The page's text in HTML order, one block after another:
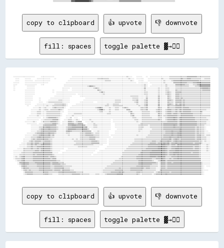
copy to clipboard 👍 upvote 👎 downvote
fill: spaces toggle palette ▓→✊🏽
░░░░░░░░░░░░░░░░░░░░░░      ░░░░░░░░░░░░░░                  ░░░░░░░░░░░░░░░░░░░░░░░░░░░░░░░░░░░░░░░░░░░░░░░░░░░░░░░░▒▒░░░░    ░░░░░░    ░░  ░░░░░░░░░░░░░░░░░░░░▒▒▒▒▒▒▒▒▒▒▒▒▒▒▒▒▒▒▓▓▓▓▓▓▓▓▓▓▒▒▒▒▒▒▒▒▒▒▒▒▒▒
  ░░░░      ░░░░░░      ░░░░░░░░░░░░░░    ░░              ░░░░░░░░░░░░░░░░░░░░░░░░░░░░▒▒▒▒▒▒▒▒▒▒▒▒░░░░░░░░░░░░░░░░░░░░▒▒░░░░  ░░░░░░░░    ░░░░░░░░░░░░░░▒▒░░░░░░▒▒▒▒▒▒▒▒▒▒▒▒▓▓▒▒▒▒▓▓▓▓▒▒▒▒▒▒▒▒▒▒░░░░▒▒▒▒▒▒
  ░░░░      ░░░░░░░░  ░░░░░░░░░░░░░░░░                  ░░░░░░░░░░░░░░░░░░░░░░░░░░░░░░░░░░░░░░▒▒▒▒▒▒░░░░░░░░░░░░░░░░░░░░▒▒░░    ░░░░░░    ░░░░░░░░░░░░░░░░▒▒░░░░░░▒▒▓▓▓▓▓▓▓▓▓▓▓▓▓▓▓▓▓▓▓▓▓▓▓▓▓▓▒▒▒▒▒▒▒▒▒▒▒▒
░░░░░░      ░░░░░░░░░░░░░░░░░░░░░░░░                  ░░░░░░░░░░░░░░░░░░░░░░░░░░░░░░░░░░░░░░░░░░░░░░░░░░░░░░░░░░░░░░░░░░░░░░░░  ░░░░░░░░░░  ░░░░░░░░░░░░░░▒▒░░░░░░░░▓▓▓▓▓▓▓▓▓▓▓▓▓▓▒▒▒▒▒▒▓▓▓▓████▓▓▓▓▓▓▓▓▓▓
░░░░        ░░░░░░░░░░░░    ░░░░                    ░░░░░░░░░░░░░░░░░░░░░░░░░░░░░░░░░░░░░░░░░░░░░░░░░░░░░░░░░░░░░░░░░░░░░░░░░░░░░░░░░░▒▒░░    ░░░░░░░░░░░░░░▒▒░░░░░░░░▓▓▓▓▓▓▓▓▓▓▒▒▒▒░░░░▒▒▒▒▓▓████████████
░░            ░░░░░░░░                              ░░░░░░░░░░░░░░░░░░░░░░░░▒▒██▓▓▒▒░░░░░░░░░░░░░░░░░░░░░░░░░░░░░░░░░░░░░░░░░░░░░░░░░░▒▒░░  ░░░░░░░░░░░░░░░░▒▒░░░░░░░░▒▒▒▒▒▒▒▒▒▒▒▒▒▒░░░░░░▒▒▒▒▓▓██████████
░░            ░░░░░░░░                            ░░░░░░░░  ░░░░░░░░░░░░░░░░░░░░░░▒▒▓▓▒▒░░░░░░░░░░░░░░░░░░░░░░░░░░░░░░░░░░░░░░░░░░░░░░▓▓░░░░░░░░░░░░▒▒░░░░░░▒▒▒▒░░░░░░▒▒▒▒▒▒▒▒▒▒▒▒▒▒▒▒▒▒▒▒▒▒▒▒▒▒▓▓██████▓▓
░░          ░░░░░░░░░░                  ░░        ░░░░░░    ░░░░░░░░░░░░░░░░░░░░░░░░░░▓▓▒▒░░░░░░░░░░░░░░░░░░░░░░░░░░░░░░░░░░░░░░░░░░░░▒▒░░░░░░░░░░░░▒▒░░░░░░▒▒▒▒░░░░░░▓▓▒▒▒▒▒▒▒▒▒▒▒▒▒▒▒▒▒▒▒▒▒▒▒▒▒▒▓▓▓▓▓▓▓▓
            ░░░░░░░░░░                  ░░  ░░░░░░░░░░░░░░░░░░░░░░░░░░░░░░░░░░░░░░░░░░░░▒▒▓▓▒▒░░░░░░░░░░░░░░░░░░░░░░░░░░░░░░░░░░░░░░░░▒▒▒▒░░░░░░░░░░▒▒░░░░░░▒▒▓▓▒▒░░░░▓▓▓▓▓▓▒▒▒▒▒▒▒▒▒▒▒▒▒▒▒▒▒▒▒▒▒▒▒▒▒▒▒▒▒▒
            ░░░░░░░░░░                      ░░░░░░░░░░░░░░░░░░░░  ░░░░░░░░░░░░░░░░░░░░░░░░░░▒▒░░░░░░░░░░░░░░░░░░░░░░░░░░░░░░░░░░░░░░░░▒▒▒▒░░░░░░░░░░▒▒░░░░░░▒▒▓▓▒▒░░░░▓▓▓▓▒▒▒▒▒▒▒▒▒▒▒▒▒▒▒▒▒▒▒▒▒▒▒▒▒▒▒▒▒▒▒▒
            ░░░░░░░░                      ░░░░░░░░░░░░░░░░░░        ░░░░░░░░░░░░░░░░░░░░░░░░░░░░░░░░░░░░░░░░░░░░░░░░░░░░▒▒▒▒▒▒▒▒░░░░░░░░▒▒░░░░░░░░░░▓▓░░░░░░░░▓▓▒▒░░░░▓▓▓▓▒▒▒▒▒▒▒▒▒▒▒▒▒▒▒▒▒▒▒▒▒▒▒▒▒▒▒▒▒▒▒▒
            ░░░░░░░░      ░░          ░░░░░░░░░░░░░░░░░░░░                ░░░░░░░░░░░░░░░░░░░░░░░░░░░░░░░░░░░░░░░░░░░░░░░░▒▒▒▒▒▒░░░░░░░░▓▓░░░░░░░░░░▓▓░░░░░░░░▓▓▒▒░░░░▓▓▓▓▒▒▓▓▒▒▒▒▒▒▒▒▒▒▒▒▒▒▒▒▒▒▒▒▒▒▒▒▒▒▒▒
            ░░░░░░░░      ░░        ░░░░░░░░░░▒▒▒▒░░░░░░░░              ░░░░░░░░░░░░░░░░░░░░░░░░░░░░░░░░▒▒▒▒▒▒░░░░░░░░░░░░▒▒▒▒▓▓░░░░░░▒▒▓▓░░░░░░░░░░▓▓░░░░░░░░▓▓▓▓▒▒░░▓▓▓▓▓▓▒▒▓▓▒▒▒▒▒▒▒▒▒▒▒▒▒▒▒▒▒▒▒▒▒▒▒▒▒▒
            ░░░░░░        ░░░░    ░░▒▒▒▒▒▒▒▒▒▒▒▒▒▒░░░░░░░░          ░░░░░░░░░░░░░░    ░░░░░░░░░░░░░░░░░░▒▒▒▒▒▒░░░░░░░░░░░░░░▒▒▓▓░░░░░░▒▒▓▓░░░░░░░░░░▓▓░░░░░░░░▓▓▒▒▒▒░░▓▓▓▓▓▓▒▒▓▓▒▒▒▒▒▒▒▒▒▒▒▒▒▒▒▒▒▒▒▒▒▒▒▒▒▒
            ░░░░░░      ░░░░░░░░░░░░░░░░░░▒▒▒▒▒▒▒▒▒▒▒▒░░        ░░░░░░░░░░░░░░░░░░░░░░░░░░░░░░░░▒▒░░░░▒▒▒▒▒▒░░░░░░░░░░░░░░░░░░▒▒░░░░░░▒▒▓▓░░░░░░░░░░▓▓░░░░░░░░▓▓▓▓▒▒░░▓▓▒▒▓▓▒▒▓▓▒▒▒▒▒▒▒▒▒▒▒▒▒▒▒▒▒▒▒▒▒▒▒▒▒▒
              ░░      ░░░░░░░░░░░░▒▒░░░░▒▒▒▒▒▒▒▒▒▒▒▒▒▒░░    ░░░░░░░░░░░░░░░░░░░░░░░░░░░░░░░░░░▒▒▒▒░░░░▒▒▒▒▒▒▒▒▒▒░░░░░░░░░░░░░░░░▒▒░░░░▒▒▓▓░░░░░░░░░░▓▓░░░░░░░░▓▓▒▒▒▒▒▒▓▓▓▓▓▓▒▒▓▓▒▒▒▒▒▒▒▒▒▒▒▒▒▒▒▒▒▒▒▒▒▒▒▒▒▒
                    ░░░░░░▒▒░░░░▒▒░░░░░░▒▒▓▓▒▒▒▒▒▒▒▒░░    ░░░░░░░░░░░░░░░░░░░░░░░░░░▒▒▓▓██▒▒░░░░░░▒▒░░░░▒▒▒▒░░░░▒▒▓▓▒▒░░░░░░░░░░░░▒▒▒▒▒▒▓▓░░░░░░░░░░▓▓▒▒░░░░░░▓▓▒▒▒▒▒▒▓▓▓▓▓▓▒▒▓▓▓▓▓▓▒▒▒▒▒▒▒▒▒▒▒▒▒▒▒▒▒▒▒▒▒▒
                  ░░░░░░░░▒▒░░░░▒▒▒▒░░▒▒▒▒▒▒▒▒▓▓▒▒░░    ░░░░░░░░░░░░░░░░░░░░░░░░░░░░░░▒▒████▒▒░░░░▒▒░░░░▒▒▒▒░░░░░░░░▓▓▓▓░░░░░░░░░░▒▒▒▒▒▒▓▓░░░░░░░░▒▒▓▓▒▒░░░░▒▒▓▓▓▓▒▒▒▒▓▓▒▒▓▓▒▒▓▓▓▓▓▓▓▓▒▒▒▒▒▒▒▒▒▒▒▒▒▒▒▒░░░░
                  ░░░░░░▒▒▒▒░░░░░░▒▒▒▒▒▒▒▒▒▒▒▒▒▒░░░░    ░░░░░░░░░░░░░░░░░░░░░░░░░░░░░░░░▒▒▒▒░░░░░░▒▒░░░░░░░░░░░░░░░░░░▒▒▓▓░░░░░░░░░░▒▒▒▒▒▒▒▒░░░░░░▒▒▓▓▒▒░░░░▒▒▓▓▓▓▒▒▒▒▓▓▒▒▓▓▒▒▓▓▓▓▓▓▓▓▒▒▒▒▒▒▒▒▒▒▓▓░░░░░░░░
                  ░░░░░░▒▒▒▒░░░░░░▒▒▒▒▒▒▒▒▒▒▒▒▒▒░░      ░░░░░░▒▒▒▒▒▒▒▒░░░░░░░░░░░░░░░░░░░░░░░░░░▒▒▒▒░░░░░░░░░░░░░░░░░░░░▓▓▒▒░░░░░░░░▒▒▒▒▒▒▒▒░░░░░░░░▓▓▒▒░░░░▒▒▓▓▓▓▒▒▓▓▓▓▒▒▒▒▓▓▓▓▓▓▓▓▓▓▓▓▒▒▒▒▒▒▒▒▒▒░░░░░░░░
                ░░░░░░░░▒▒░░░░░░░░▒▒▒▒▒▒▒▒▒▒▒▒▒▒░░    ░░░░░░▒▒░░░░░░░░░░░░░░░░░░░░░░░░░░░░░░░░░░░░░░░░░░░░░░░░░░░░░░░░░░▒▒▓▓░░░░░░░░▒▒▒▒▒▒▒▒░░░░░░░░▓▓▒▒░░▒▒▒▒▓▓▓▓▓▓▓▓▓▓▒▒▒▒▓▓▓▓▓▓▓▓▓▓▓▓▒▒▒▒▒▒▒▒▒▒▒▒▒▒▒▒▒▒
              ░░░░░░░░░░░░░░  ░░░░▒▒▓▓▓▓▓▓▓▓▒▒░░      ░░░░▒▒  ░░░░    ░░░░░░░░░░░░░░░░░░░░░░░░░░░░░░░░░░░░░░░░░░░░░░░░░░░░▒▒▒▒░░░░░░▒▒▒▒▒▒▒▒▒▒░░░░░░▒▒▒▒░░░░▒▒▓▓▓▓▓▓██▓▓▒▒▓▓▓▓▓▓▓▓▓▓▓▓▓▓▓▓▒▒▒▒▒▒▒▒▒▒▒▒░░░░
              ░░░░░░░░░░░░  ░░░░▒▒▒▒▒▒▒▒▓▓▓▓▓▓░░    ░░░░▒▒▒▒░░░░▒▒░░  ░░░░░░░░▒▒░░░░░░░░░░░░░░░░░░░░  ░░░░░░░░░░░░░░░░░░░░░░▒▒▒▒░░░░▒▒▒▒▒▒▒▒▒▒▒▒▒▒▒▒▓▓▒▒░░░░▒▒▓▓▓▓▓▓██▓▓▒▒▓▓▓▓▓▓▓▓▓▓▓▓▓▓▓▓▒▒▒▒▒▒▒▒▒▒▒▒▒▒░░
            ░░░░░░░░▒▒░░    ░░▒▒▒▒▒▒▒▒▓▓▓▓▓▓▒▒░░  ░░░░░░▓▓▓▓▒▒░░▒▒▓▓▓▓    ░░░░░░▒▒░░░░░░░░░░░░░░░░░░  ░░░░░░░░░░░░░░░░░░░░░░░░▒▒░░░░▒▒▒▒▒▒▒▒▒▒▒▒▒▒▒▒▒▒▒▒▒▒▒▒▒▒▓▓▓▓▓▓▓▓▓▓▒▒▓▓▓▓▓▓▓▓▓▓▓▓▓▓▓▓▓▓▒▒▒▒▒▒▒▒▒▒░░░░
              ░░░░░░░░░░  ░░░░░░▒▒▒▒▒▒▒▒▓▓▓▓▒▒░░  ░░░░░░▓▓▓▓▓▓▒▒▒▒▓▓▓▓▒▒    ░░░░░░▒▒░░░░░░░░░░░░░░░░    ░░░░░░░░░░░░░░░░░░░░░░░░░░▒▒▒▒▒▒▒▒▒▒▒▒▒▒▒▒▒▒▒▒▒▒▒▒▓▓▓▓▓▓▓▓▓▓▓▓▓▓▒▒▓▓▓▓▓▓▓▓▓▓▓▓▓▓▓▓▓▓▒▒▒▒▒▒▒▒▒▒░░░░
                  ░░░░░░░░░░░░▒▒▓▓▓▓▓▓▓▓▓▓▓▓░░░░░░░░░░░░▓▓▓▓████▓▓▓▓▓▓▓▓▓▓░░░░░░░░▒▒▒▒░░░░░░░░░░░░░░    ░░░░░░░░░░░░░░░░░░░░░░░░▒▒▒▒▒▒▒▒▒▒░░▒▒▒▒▒▒▒▒▒▒▒▒▒▒▓▓▓▓▓▓▓▓▓▓██▓▓▒▒▓▓▓▓▓▓▓▓▓▓▓▓▓▓▓▓▓▓▒▒▒▒▒▒▒▒░░░░░░
                  ░░░░░░░░▒▒▒▒▓▓▓▓████▓▓▓▓▓▓▒▒░░░░░░░░▒▒▓▓▓▓████████████▓▓██░░░░░░▒▒▒▒░░░░░░░░░░░░░░    ░░░░░░░░░░░░░░░░░░░░░░░░▒▒▒▒▒▒░░░░░░▒▒▒▒▒▒▒▒▒▒▒▒▒▒▓▓▓▓▓▓▓▓▓▓██▓▓▓▓▓▓▓▓▓▓▓▓▓▓▓▓▓▓▓▓▒▒▓▓▒▒▒▒▒▒░░    
                  ░░░░░░░░▒▒▓▓▓▓▓▓▓▓██▓▓▓▓▓▓▒▒░░░░░░░░▒▒████████▓▓▓▓▓▓██████▒▒  ░░░░░░░░░░░░░░░░░░░░      ░░░░░░░░░░░░░░░░░░░░░░▒▒▒▒░░░░░░░░░░▒▒▒▒▒▒▒▒▒▒▒▒▓▓▓▓▓▓▓▓▓▓▓▓▓▓▓▓██▓▓▓▓▓▓▓▓▓▓▓▓▓▓▒▒▓▓▒▒▒▒▒▒░░    
                  ░░░░░░▒▒▒▒▓▓▓▓▓▓▓▓▓▓▓▓▓▓▓▓░░░░░░░░░░▓▓██▓▓▒▒▒▒▒▒▒▒▒▒▓▓▓▓▓▓▓▓▓▓  ░░░░▒▒░░░░░░░░░░      ░░░░░░░░░░░░░░░░░░░░░░░░▒▒░░░░░░░░░░▒▒▒▒▒▒▒▒▒▒▒▒▒▒▒▒▓▓▓▓▓▓██▓▓▓▓▓▓██▓▓▓▓▓▓▓▓▓▓▓▓▓▓▒▒▓▓▒▒▒▒▒▒░░░░  
              ░░░░░░░░▒▒▓▓▓▓██▓▓▓▓▓▓██▓▓▓▓▒▒░░░░░░░░░░▒▒▒▒░░░░░░░░░░▒▒▒▒▒▒▓▓▓▓▓▓▒▒░░▒▒▒▒░░░░░░░░░░      ░░░░░░░░░░░░░░░░░░░░░░░░░░░░░░░░░░░░▒▒▒▒▒▒▒▒▒▒▒▒▒▒▒▒▓▓▓▓▓▓██▓▓▓▓████▓▓▓▓▓▓▓▓▓▓▓▓▓▓▒▒▓▓▒▒▒▒▒▒░░░░░░
            ░░░░░░░░▒▒▒▒▒▒▓▓██▓▓▓▓▓▓██▒▒▓▓░░░░░░░░░░░░░░▒▒░░░░░░░░░░▒▒▒▒▒▒▓▓▓▓▓▓▓▓▒▒▒▒▒▒░░░░░░░░░░  ░░░░░░░░░░░░░░░░░░░░░░░░░░▒▒░░░░░░░░░░▒▒▒▒▒▒▒▒▒▒▒▒▒▒▒▒▓▓▓▓▓▓▓▓██▓▓▓▓████▓▓▓▓▓▓▓▓▓▓▓▓▓▓▒▒▓▓▓▓▒▒▒▒░░▒▒▒▒
            ░░░░░░▒▒▒▒▒▒▓▓██▓▓▓▓▓▓▓▓▓▓▒▒▒▒░░░░░░░░░░░░░░░░░░░░░░░░░░▒▒▒▒▒▒▒▒▒▒▓▓▓▓▓▓▒▒▒▒░░░░░░░░░░░░  ░░░░░░░░░░░░░░░░░░░░░░░░░░░░░░░░░░▒▒▒▒▒▒▒▒▒▒▒▒▒▒▒▒▒▒▓▓▓▓▓▓██▓▓▓▓▓▓██▓▓▓▓▓▓▓▓▓▓▓▓▓▓▓▓▒▒▓▓▓▓▒▒▒▒▒▒░░░░
          ░░░░░░░░▒▒▓▓▒▒▓▓▓▓▓▓▓▓▓▓▓▓▒▒▒▒░░░░░░░░░░░░░░░░░░░░▒▒░░▒▒░░▒▒▒▒▒▒▒▒▒▒▓▓▓▓▓▓░░░░░░░░░░░░  ░░░░░░░░░░░░░░░░░░░░░░░░░░▒▒▒▒▒▒▒▒▒▒▒▒▒▒▒▒▒▒▒▒▒▒▒▒▒▒▒▒▓▓▓▓▓▓▓▓██▒▒▓▓██▓▓▒▒▓▓▓▓▓▓▓▓▓▓▓▓▓▓▒▒▓▓▓▓▒▒▒▒▒▒░░░░
          ░░░░░░▒▒▓▓▒▒▓▓▓▓▓▓▒▒▒▒▓▓▓▓▓▓▒▒░░░░░░░░░░░░░░░░░░░░░░▒▒▒▒▒▒▒▒▒▒▒▒▒▒▒▒▒▒▓▓▓▓▓▓▒▒░░░░░░░░  ░░░░░░░░░░░░░░░░░░░░░░░░░░▒▒▒▒▒▒▒▒▒▒▒▒▒▒▒▒▒▒▓▓▓▓▒▒▒▒▓▓▓▓▓▓▓▓██▓▓▒▒▓▓██▓▓▓▓▓▓▓▓▓▓▓▓▓▓▓▓▓▓▓▓▓▓▒▒▒▒░░▒▒░░░░
        ░░░░░░▒▒▒▒▓▓▒▒▓▓▓▓▒▒▒▒▓▓▓▓▓▓▓▓▒▒░░░░░░░░░░░░░░░░░░░░░░░░▒▒▒▒▒▒▒▒▒▒▒▒▒▒▒▒▓▓▓▓▓▓▓▓░░░░░░░░  ░░░░░░░░░░░░░░░░░░░░░░░░▒▒▒▒▒▒▒▒▒▒▒▒▒▒▒▒▒▒▓▓▓▓▓▓▒▒▓▓▓▓▓▓██▓▓██▒▒▓▓▓▓██▓▓▓▓▓▓▓▓▓▓▓▓▓▓▓▓▒▒▓▓▓▓▓▓▒▒░░░░░░░░
      ░░░░░░░░▒▒▒▒▓▓▒▒▓▓▒▒▒▒▓▓▓▓▓▓▓▓▓▓▒▒░░░░░░░░░░░░░░░░░░░░░░▒▒▒▒▒▒▒▒▒▒▒▒▒▒▒▒▒▒▒▒░░░░░░░░░░      ░░░░░░░░░░░░░░░░░░░░░░▒▒▒▒▒▒▒▒▒▒▒▒▒▒▒▒▒▒▓▓▓▓▓▓▓▓▓▓▓▓▓▓████▓▓▓▓▒▒▓▓▓▓▒▒██▓▓▓▓▓▓▓▓▓▓▓▓▓▓▓▓▓▓▓▓▒▒░░░░░░▒▒░░
      ░░░░░░░░▒▒▒▒▓▓▒▒▒▒▓▓▓▓▓▓▓▓▓▓▓▓▓▓▒▒░░░░░░░░░░░░░░░░░░░░░░░░░░▒▒▒▒▒▒▒▒▒▒░░░░░░░░░░░░        ░░░░░░░░░░░░░░░░░░░░░░▒▒▒▒▒▒▒▒▒▒▒▒▒▒▒▒▒▒▒▒▓▓▓▓▓▓▓▓▓▓████████▓▓▒▒▒▒▓▓▓▓▓▓██▓▓▓▓▓▓▓▓▓▓▓▓▓▓▒▒▓▓▓▓▒▒░░░░░░▒▒░░
    ░░░░░░▒▒▒▒▒▒▒▒▓▓▒▒▒▒▓▓▒▒▓▓▓▓▓▓▓▓▓▓▒▒░░░░░░░░░░░░    ░░░░░░░░░░░░░░░░░░░░░░░░░░░░░░        ░░░░░░░░░░░░░░░░░░░░░░▒▒▒▒▒▒▒▒▒▒▒▒▒▒▒▒▒▒▒▒▓▓▓▓▓▓▓▓▓▓▓▓████████▓▓▒▒▒▒▓▓▓▓████▓▓▓▓▓▓▓▓▓▓▓▓▓▓▒▒▓▓▓▓▒▒░░░░░░▒▒░░
░░░░░░░░░░▒▒▒▒▒▒▒▒▒▒▒▒▓▓▓▓▒▒▓▓▓▓▓▓▓▓▓▓▒▒░░░░░░░░      ░░░░░░░░░░░░░░░░░░░░░░░░░░░░░░    ░░░░░░░░░░░░░░░░░░░░░░░░░░▒▒▒▒▒▒▒▒▒▒▒▒▒▒▒▒▒▒▓▓▓▓▓▓▓▓▓▓██████████████▓▓▒▒▓▓▓▓▓▓████▓▓▓▓▓▓▓▓▓▓▓▓▓▓▓▓▓▓▓▓▒▒░░░░░░▒▒░░
░░░░░░░░▒▒▒▒▒▒▒▒▒▒▒▒▓▓▓▓▓▓▓▓▓▓▓▓▓▓▓▓▓▓▓▓░░░░░░    ░░░░░░░░░░░░░░░░░░░░░░░░░░░░░░░░    ░░░░░░░░░░░░░░░░░░░░░░░░░░▒▒▒▒▒▒▒▒▒▒▒▒▒▒▒▒▒▒▓▓▓▓▓▓▓▓▓▓████████████████▓▓▒▒▓▓▓▓██████▓▓▓▓▓▓▓▓▓▓▓▓▒▒▓▓▓▓▓▓▒▒░░░░░░░░░░
░░░░░░▒▒▒▒▒▒▒▒▒▒▒▒▒▒▓▓▒▒▓▓▓▓▓▓▓▓▓▓▓▓▓▓▓▓▒▒░░░░░░░░░░░░░░░░░░░░░░░░░░░░░░░░░░░░░░  ░░░░░░░░░░░░░░░░░░░░░░░░░░░░░░▒▒▒▒▒▒▒▒▒▒▒▒▒▒▒▒▓▓▓▓▓▓▓▓▓▓▓▓████████████████▓▓▒▒▓▓▓▓██▓▓██▓▓▓▓▓▓▓▓▓▓▓▓▓▓▓▓▓▓▓▓▒▒░░░░░░░░░░
░░▒▒░░▒▒▓▓▓▓▒▒▒▒▒▒▒▒▓▓▓▓▓▓▓▓▓▓▓▓▓▓▓▓▒▒▓▓▓▓▒▒░░░░░░░░░░░░░░░░░░░░░░░░░░░░░░░░░░░░░░░░░░░░░░░░░░░░░░░░░░░░░░░░░░▒▒▒▒▒▒▒▒▒▒▒▒▒▒▒▒▓▓▓▓▓▓▓▓▓▓▓▓▓▓██████▓▓████████▒▒▒▒▒▒▓▓▓▓▓▓██▓▓▓▓▓▓▓▓▓▓▓▓▓▓▓▓▓▓▓▓▒▒░░░░░░░░░░
░░▒▒▒▒▒▒▓▓▓▓▒▒▒▒▒▒▒▒▓▓▓▓▓▓▓▓▓▓▓▓▓▓▓▓▓▓▒▒▓▓▓▓░░░░░░░░░░░░░░░░░░░░░░░░░░░░░░░░░░░░░░░░░░░░░░░░░░░░░░░░░░░░░░░░▒▒▒▒▒▒▒▒▒▒▒▒▒▒▒▒▒▒▓▓▓▓▓▓▓▓▓▓▓▓▓▓▓▓▒▒▒▒▓▓▓▓▓▓██▓▓▒▒▒▒▓▓▒▒▓▓▓▓██▓▓▓▓▓▓▓▓▓▓▓▓▓▓▓▓▓▓▓▓▓▓░░░░░░░░░░
  ░░▒▒▒▒▓▓▓▓▒▒▒▒▒▒▒▒▓▓▓▓▓▓▓▓▓▓▓▓▓▓▓▓▓▓▓▓▓▓▓▓▒▒▒▒░░░░░░░░░░░░░░░░░░░░░░░░░░░░░░░░░░░░░░░░░░░░░░░░░░░░░░░░▒▒▒▒▒▒▒▒▒▒▒▒▒▒▒▒▒▒▒▒▒▒▒▒▓▓▓▓▓▓▓▓▓▓▓▓▓▓▒▒░░░░▒▒▓▓████▒▒▓▓▓▓▓▓▓▓▓▓▓▓▓▓▓▓▓▓▓▓▓▓▓▓▓▓▓▓▓▓▓▓▓▓░░░░░░░░░░
    ░░▓▓▓▓▓▓▓▓▓▓▒▒▒▒▒▒▓▓▓▓▓▓▓▓▓▓▓▓▓▓▓▓▒▒▓▓▓▓▓▓▒▒▒▒▒▒░░░░░░░░░░░░░░░░░░░░░░░░░░░░░░░░░░░░░░░░░░░░░░░░░░▒▒▒▒▒▒▒▒▒▒▒▒▒▒▒▒▒▒▒▒▒▒▒▒▒▒▓▓▓▓▓▓▓▓▓▓▓▓▓▓▓▓▓▓▒▒░░▒▒▓▓▓▓▒▒▓▓▓▓▒▒▓▓▓▓▓▓▓▓▓▓▓▓▓▓▓▓▓▓▓▓▓▓▓▓▓▓▓▓▒▒░░░░░░░░
    ░░▒▒▓▓▓▓▓▓▓▓▒▒▒▒▒▒▒▒▓▓▓▓▓▓▓▓▓▓▓▓▓▓▒▒▓▓▓▓▓▓▓▓▒▒▒▒▒▒░░░░░░░░░░░░░░░░░░░░░░░░░░░░░░░░░░░░░░░░░░░░░░▒▒▒▒▒▒▒▒▒▒▒▒▒▒▒▒▒▒▒▒▒▒▒▒▒▒▒▒▓▓▓▓▓▓▓▓▓▓▓▓▓▓▒▒▒▒▒▒░░▒▒▓▓▓▓▒▒▓▓▓▓▓▓▓▓▓▓▓▓▓▓▓▓▓▓▓▓▓▓▓▓▓▓▓▓▓▓▓▓▓▓▒▒░░░░░░░░
      ░░▓▓▓▓▓▓▒▒▒▒▒▒▒▒▒▒▓▓▓▓▓▓▓▓▓▓▓▓▓▓▒▒▒▒▓▓▓▓▓▓▓▓▒▒▒▒▒▒▒▒▒▒░░░░░░░░░░░░░░░░░░░░░░░░░░░░░░░░░░░░▒▒▒▒▒▒▒▒▒▒▒▒▒▒▒▒▒▒▒▒▒▒▒▒▒▒▒▒▒▒▓▓▓▓▓▓▓▓▓▓▓▓▓▓▒▒▒▒▒▒▒▒░░▒▒▓▓▓▓▒▒▓▓▓▓▓▓▓▓▓▓▓▓▓▓▓▓▓▓▓▓▓▓▓▓▓▓▓▓▓▓▓▓▓▓▒▒░░  ░░░░
        ▒▒▓▓▓▓▓▓▒▒▒▒▒▒▒▒▒▒▓▓▓▓▓▓▓▓▓▓▓▓▒▒▒▒▓▓▓▓▓▓▓▓▓▓▒▒▒▒▒▒░░░░░░░░░░░░░░░░░░░░░░░░░░░░░░░░░░░░▒▒▒▒▒▒▒▒▒▒▒▒▒▒▓▓▒▒▒▒▒▒▒▒▒▒▓▓▓▓▓▓▓▓▓▓▓▓▓▓▒▒▓▓▓▓▒▒▒▒▒▒░░░░▒▒▓▓▓▓▒▒▓▓▓▓▓▓▓▓▓▓▓▓▓▓▓▓▓▓▓▓▓▓▓▓▓▓▓▓▓▓▓▓▓▓▒▒░░      
        ░░▒▒▓▓▒▒▓▓▒▒▒▒▒▒▒▒▓▓▓▓▓▓▓▓▓▓▓▓▓▓▒▒▓▓▓▓▓▓▒▒▓▓▓▓▓▓▓▓▒▒▒▒░░░░░░░░░░░░░░░░░░░░░░░░░░░░░░▒▒▒▒▒▒▒▒▒▒▒▒▓▓▓▓▓▓▓▓▒▒▒▒▒▒▒▒▓▓▓▓▓▓▓▓▓▓▓▓▒▒▒▒▒▒▒▒▒▒▒▒▒▒░░░░▓▓▓▓▓▓▓▓▓▓▓▓▓▓▓▓▓▓▓▓▓▓▓▓▓▓▓▓▓▓▓▓▓▓▓▓▓▓▓▓▓▓▒▒░░░░░░  
          ░░▓▓▓▓▓▓▓▓▒▒▒▒▒▒▒▒▒▒▓▓▓▓▓▓▒▒▒▒▒▒▒▒▒▒▓▓▓▓▓▓▓
copy to clipboard 👍 upvote 👎 downvote
fill: spaces toggle palette ▓→✊🏽